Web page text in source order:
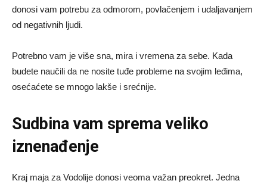
donosi vam potrebu za odmorom, povlačenjem i udaljavanjem
od negativnih ljudi.
Potrebno vam je više sna, mira i vremena za sebe. Kada
budete naučili da ne nosite tuđe probleme na svojim leđima,
osećaćete se mnogo lakše i srećnije.
Sudbina vam sprema veliko
iznenađenje
Kraj maja za Vodolije donosi veoma važan preokret. Jedna